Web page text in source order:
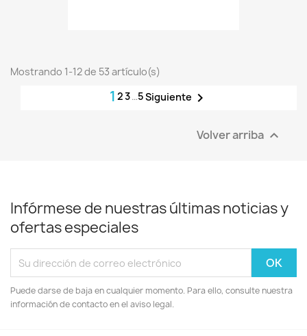
Mostrando 1-12 de 53 artículo(s)
1 23…5Siguiente 
Volver arriba 
Infórmese de nuestras últimas noticias y
ofertas especiales
Puede darse de baja en cualquier momento. Para ello, consulte nuestra
información de contacto en el aviso legal.